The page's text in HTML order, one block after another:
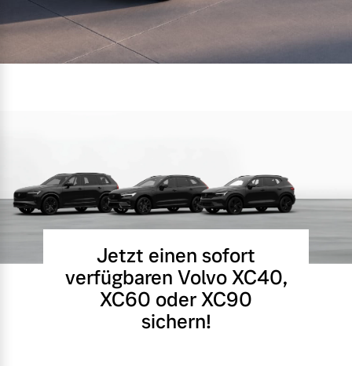
Jetzt einen sofort
verfügbaren Volvo XC40,
XC60 oder XC90
sichern!